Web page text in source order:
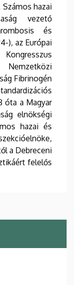
Számos hazai
vezető
és
), az Európai
Fibrinogén
óta a Magyar
elnökségi
hazai és
a Debreceni
felelős